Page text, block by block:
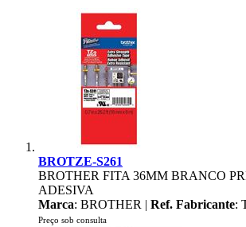
BROTZE-S261
BROTHER FITA 36MM BRANCO
ADESIVA
Marca: BROTHER | Ref. Fabricante:
Preço sob consulta